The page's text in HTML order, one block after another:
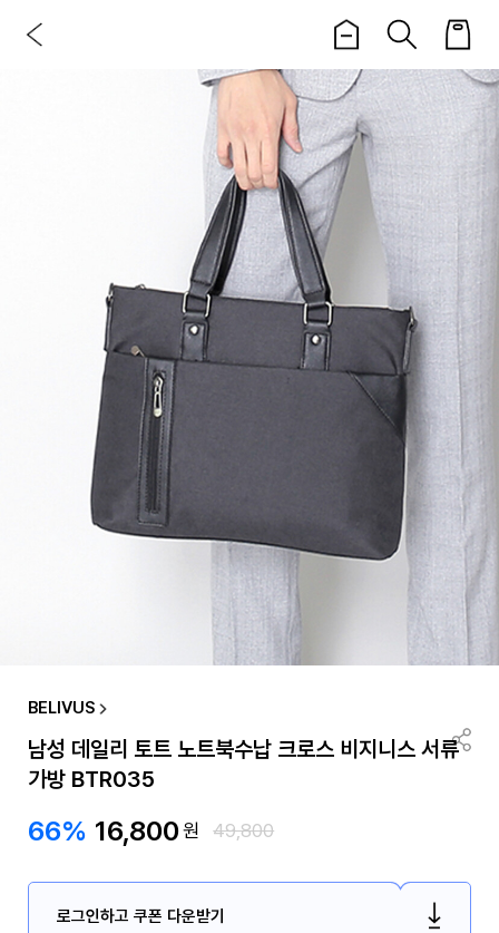
BELIVUS
남성 데일리 토트 노트북수납 크로스 비지니스 서류
가방 BTR035
66% 16,800원 49,800
로그인하고 쿠폰 다운받기